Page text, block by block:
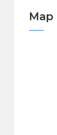
Map